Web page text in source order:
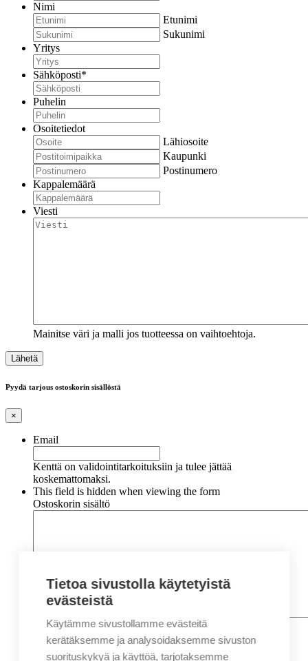
Nimi
Etunimi
Sukunimi
Yritys
Sähköposti*
Puhelin
Osoitetiedot
Lähiosoite
Kaupunki
Postinumero
Kappalemäärä
Viesti
Mainitse väri ja malli jos tuotteessa on vaihtoehtoja.
Pyydä tarjous ostoskorin sisällöstä
×
Email
Kenttä on validointitarkoituksiin ja tulee jättää
koskemattomaksi.
This field is hidden when viewing the form
Ostoskorin sisältö
Nimi*
Etunimi
Sukunimi
Tietoa sivustolla käytetyistä
evästeistä
Käytämme sivustollamme evästeitä
kerätäksemme ja analysoidaksemme sivuston
suorituskykyä ja käyttöä, tarjotaksemme